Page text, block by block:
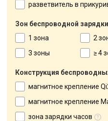
разветвитель в
Зон беспроводной зарядки
1 зона
2
3 зоны
≥ 4
Конструкция
магнитное крепление
магнитное крепление
зона зарядки часов